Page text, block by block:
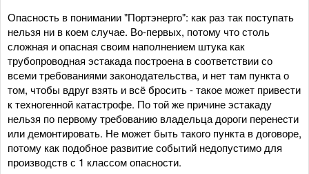
Опасность в понимании "Портэнерго": как раз так поступать
нельзя ни в коем случае. Во-первых, потому что столь
сложная и опасная своим наполнением штука как
трубопроводная эстакада построена в соответствии со
всеми требованиями законодательства, и нет там пункта о
том, чтобы вдруг взять и всё бросить - такое может привести
к техногенной катастрофе. По той же причине эстакаду
нельзя по первому требованию владельца дороги перенести
или демонтировать. Не может быть такого пункта в договоре,
потому как подобное развитие событий недопустимо для
производств с 1 классом опасности.